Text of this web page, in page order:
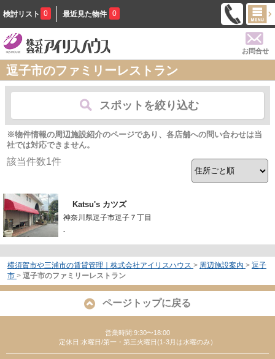
検討リスト 0 最近見た物件 0
お問合せ
逗子市のファミリーレストラン
スポットを絞り込む
※物件情報の周辺施設紹介のページであり、各店舗への問い合わせは当
社では対応できません。
該当件数1件
Katsu's カツズ
神奈川県逗子市逗子７丁目
-
横須賀市や三浦市の賃貸管理｜株式会社アイリスハウス > 周辺施設案内 > 逗子
市 > 逗子市のファミリーレストラン
ページトップに戻る
営業時間:9:30〜18:00
定休日:水曜日/第一・第三火曜日(1-3月は水曜のみ）